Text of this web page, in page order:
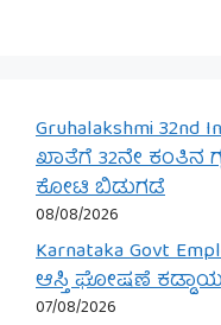
Gruhalakshmi
ಖಾತೆಗೆ 32ನೇ ಕಂತಿನ
ಕೋಟಿ ಬಿಡುಗಡೆ
08/08/2026
Karnataka Govt
ಆಸ್ತಿ ಘೋಷಣೆ
07/08/2026